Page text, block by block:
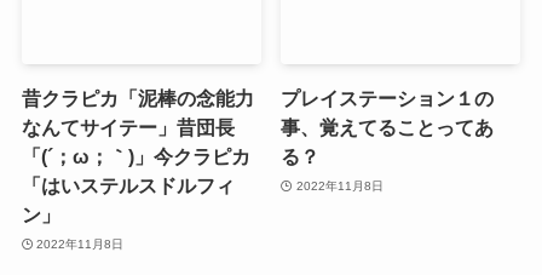
昔クラピカ「泥棒の念能力
なんてサイテー」昔団長
「(´；ω；｀)」今クラピカ
「はいステルスドルフィ
ン」
2022年11月8日
プレイステーション１の
事、覚えてることってあ
る？
2022年11月8日